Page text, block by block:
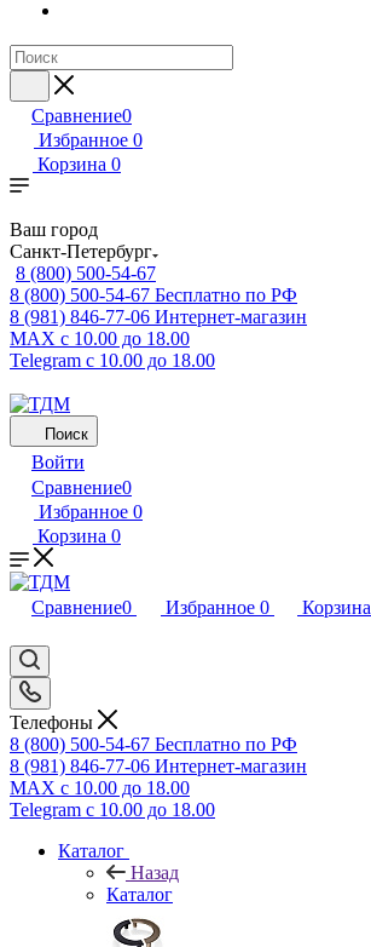
Сравнение0
Избранное 0
Корзина 0
Ваш город
Санкт-Петербург
8 (800) 500-54-67
8 (800) 500-54-67 Бесплатно по РФ
8 (981) 846-77-06 Интернет-магазин
MAX с 10.00 до 18.00
Telegram с 10.00 до 18.00
Поиск
Войти
Сравнение0
Избранное 0
Корзина 0
Сравнение0 Избранное 0 Корзина
Телефоны
8 (800) 500-54-67 Бесплатно по РФ
8 (981) 846-77-06 Интернет-магазин
MAX с 10.00 до 18.00
Telegram с 10.00 до 18.00
Каталог
Назад
Каталог